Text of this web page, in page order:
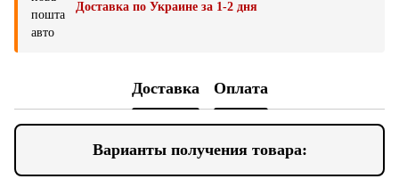
Доставка по Украине за 1-2 дня
Доставка Оплата
Варианты получения товара: